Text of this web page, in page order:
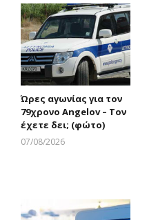
Ώρες αγωνίας για τον
79χρονο Angelov – Τον
έχετε δει; (φώτο)
07/08/2026